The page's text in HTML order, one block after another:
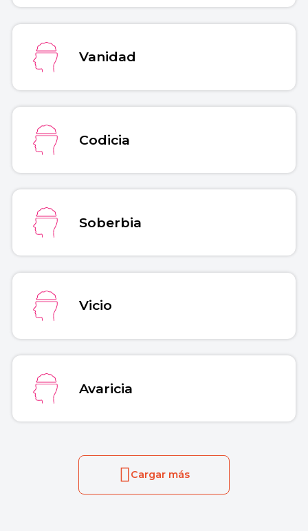
Vanidad
Codicia
Soberbia
Vicio
Avaricia
Cargar más